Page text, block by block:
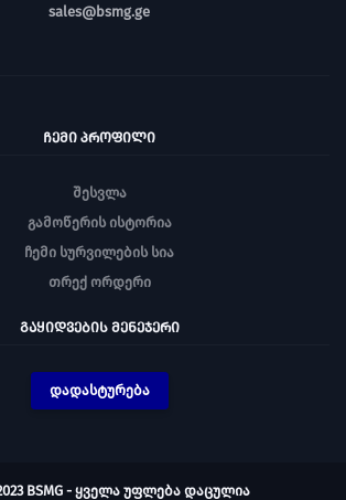
sales@bsmg.ge
ᲩᲔᲛᲘ ᲞᲠᲝᲤᲘᲚᲘ
შესვლა
გამოწერის ისტორია
ჩემი სურვილების სია
თრექ ორდერი
ᲒᲐᲧᲘᲓᲕᲔᲑᲘᲡ ᲛᲔᲜᲔᲯᲔᲠᲘ
დადასტურება
BSMG - ყველა უფლება დაცულია